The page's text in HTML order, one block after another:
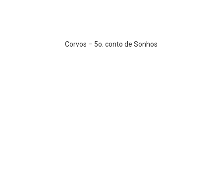
Corvos – 5o. conto de Sonhos